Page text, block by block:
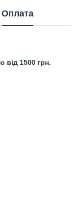
Оплата
від 1500 грн.